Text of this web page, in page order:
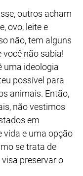
outros acham
ovo, leite e
não, tem alguns
não sabia!
uma ideologia
possível para
animais. Então,
não vestimos
em
vida e uma opção
se trata de
preservar o